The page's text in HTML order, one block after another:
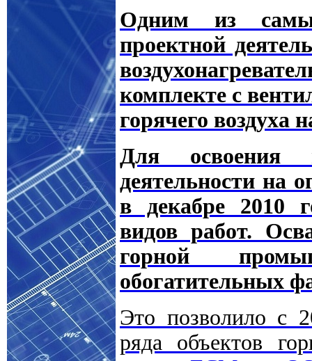
Одним из
проектной
комплекте с
горячего воздуха
Для освоения
деятельности на
в декабре 2010
видов работ.
горной
обогатительных
Это позволило с
ряда объектов